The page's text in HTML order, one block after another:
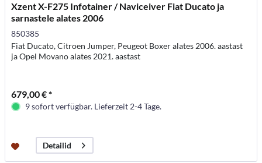
Xzent X-F275 Infotainer / Naviceiver Fiat Ducato ja
sarnastele alates 2006
850385
Fiat Ducato, Citroen Jumper, Peugeot Boxer alates 2006. aastast
ja Opel Movano alates 2021. aastast
679,00 € *
9 sofort verfügbar. Lieferzeit 2-4 Tage.
Detailid